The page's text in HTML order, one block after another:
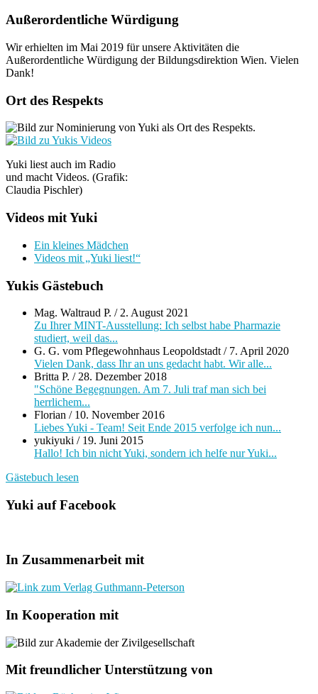
Außerordentliche Würdigung
Wir erhielten im Mai 2019 für unsere Aktivitäten die
Außerordentliche Würdigung der Bildungsdirektion Wien. Vielen
Dank!
Ort des Respekts
Yuki liest auch im Radio
und macht Videos. (Grafik:
Claudia Pischler)
Videos mit Yuki
Ein kleines Mädchen
Videos mit „Yuki liest!“
Yukis Gästebuch
Mag. Waltraud P. / 2. August 2021
Zu Ihrer MINT-Ausstellung: Ich selbst habe Pharmazie
studiert, weil das...
G. G. vom Pflegewohnhaus Leopoldstadt / 7. April 2020
Vielen Dank, dass Ihr an uns gedacht habt. Wir alle...
Britta P. / 28. Dezember 2018
"Schöne Begegnungen. Am 7. Juli traf man sich bei
herrlichem...
Florian / 10. November 2016
Liebes Yuki - Team! Seit Ende 2015 verfolge ich nun...
yukiyuki / 19. Juni 2015
Hallo! Ich bin nicht Yuki, sondern ich helfe nur Yuki...
Gästebuch lesen
Yuki auf Facebook
In Zusammenarbeit mit
In Kooperation mit
Mit freundlicher Unterstützung von